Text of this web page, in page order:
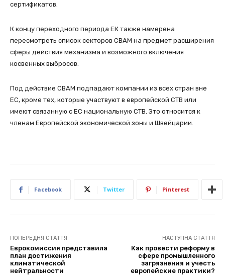
сертификатов.
К концу переходного периода ЕК также намерена
пересмотреть список секторов CBAM на предмет расширения
сферы действия механизма и возможного включения
косвенных выбросов.
Под действие CBAM подпадают компании из всех стран вне
ЕС, кроме тех, которые участвуют в европейской СТВ или
имеют связанную с ЕС национальную СТВ. Это относится к
членам Европейской экономической зоны и Швейцарии.
Facebook Twitter Pinterest
ПОПЕРЕДНЯ СТАТТЯ
Еврокомиссия представила
план достижения
климатической
нейтральности
НАСТУПНА СТАТТЯ
Как провести реформу в
сфере промышленного
загрязнения и учесть
европейские практики?